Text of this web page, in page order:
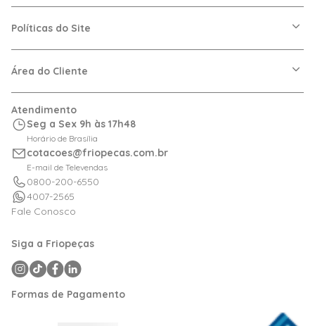
Nossas Lojas
Dúvidas Frequentes
Políticas do Site
Política de Privacidade
Logística
Área do Cliente
Meus Pedidos
Calculadora de BTUs
Portal de Boletos
Orçamentos
Atendimento
Seg a Sex 9h às 17h48
Horário de Brasília
cotacoes@friopecas.com.br
E-mail de Televendas
0800-200-6550
4007-2565
Fale Conosco
Siga a Friopeças
Formas de Pagamento